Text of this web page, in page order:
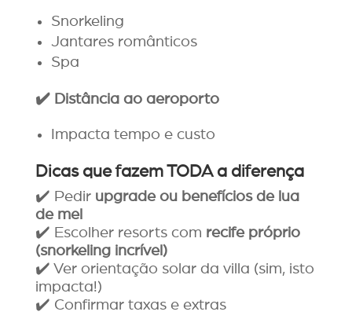
Snorkeling
Jantares românticos
Spa
✔️Distância ao aeroporto
Impacta tempo e custo
Dicas que fazem TODA a diferença
✔️ Pedir upgrade ou benefícios de lua
de mel
✔️ Escolher resorts com recife próprio
(snorkeling incrível)
✔️ Ver orientação solar da villa (sim, isto
impacta!)
✔️ Confirmar taxas e extras